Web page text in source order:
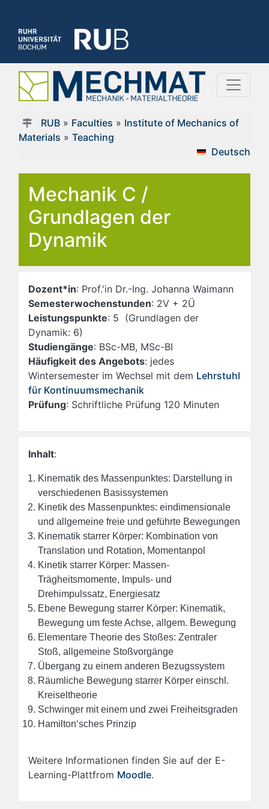
RUB» Faculties » Institute of Mechanics of
Materials » Teaching
Deutsch
Mechanik C /
Grundlagen der
Dynamik
Dozent*in: Prof.'in Dr.-Ing. Johanna Waimann
Semesterwochenstunden: 2V + 2Ü
Leistungspunkte: 5 (Grundlagen der
Dynamik: 6)
Studiengänge: BSc-MB, MSc-BI
Häufigkeit des Angebots: jedes
Wintersemester im Wechsel mit dem Lehrstuhl
für Kontinuumsmechanik
Prüfung: Schriftliche Prüfung 120 Minuten
Inhalt:
Kinematik des Massenpunktes: Darstellung in
verschiedenen Basissystemen
Kinetik des Massenpunktes: eindimensionale
und allgemeine freie und geführte Bewegungen
Kinematik starrer Körper: Kombination von
Translation und Rotation, Momentanpol
Kinetik starrer Körper: Massen-
Trägheitsmomente, Impuls- und
Drehimpulssatz, Energiesatz
Ebene Bewegung starrer Körper: Kinematik,
Bewegung um feste Achse, allgem. Bewegung
Elementare Theorie des Stoßes: Zentraler
Stoß, allgemeine Stoßvorgänge
Übergang zu einem anderen Bezugssystem
Räumliche Bewegung starrer Körper einschl.
Kreiseltheorie
Schwinger mit einem und zwei Freiheitsgraden
Hamilton‘sches Prinzip
Weitere Informationen finden Sie auf der E-
Learning-Plattfrom Moodle.